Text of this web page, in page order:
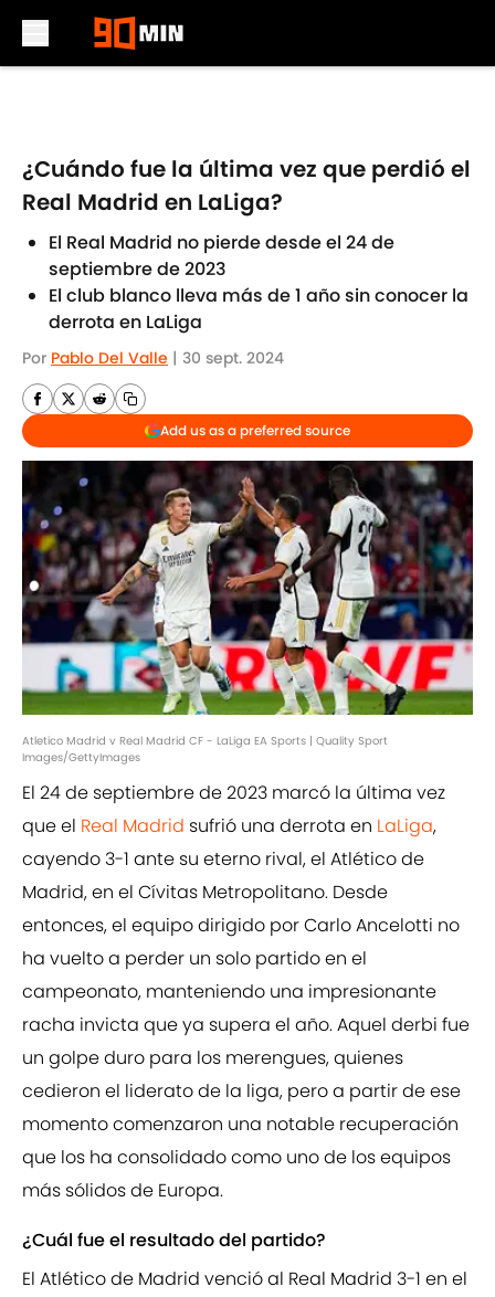
¿Cuándo fue la última vez que perdió el
Real Madrid en LaLiga?
El Real Madrid no pierde desde el 24 de
septiembre de 2023
El club blanco lleva más de 1 año sin conocer la
derrota en LaLiga
Por Pablo Del Valle | 30 sept. 2024
Add us as a preferred source
Atletico Madrid v Real Madrid CF - LaLiga EA Sports | Quality Sport
Images/GettyImages
El 24 de septiembre de 2023 marcó la última vez
que el Real Madrid sufrió una derrota en LaLiga,
cayendo 3-1 ante su eterno rival, el Atlético de
Madrid, en el Cívitas Metropolitano. Desde
entonces, el equipo dirigido por Carlo Ancelotti no
ha vuelto a perder un solo partido en el
campeonato, manteniendo una impresionante
racha invicta que ya supera el año. Aquel derbi fue
un golpe duro para los merengues, quienes
cedieron el liderato de la liga, pero a partir de ese
momento comenzaron una notable recuperación
que los ha consolidado como uno de los equipos
más sólidos de Europa.
¿Cuál fue el resultado del partido?
El Atlético de Madrid venció al Real Madrid 3-1 en el